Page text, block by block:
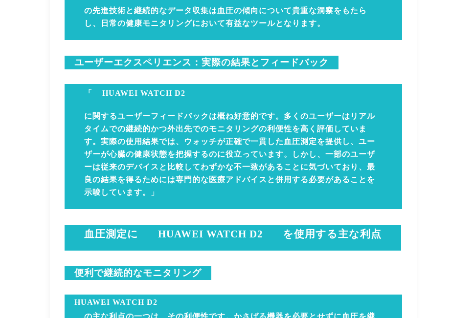
の先進技術と継続的なデータ収集は血圧の傾向について貴重な洞察をもたら
し、日常の健康モニタリングにおいて有益なツールとなります。
ユーザーエクスペリエンス：実際の結果とフィードバック
「 HUAWEI WATCH D2
に関するユーザーフィードバックは概ね好意的です。多くのユーザーはリアル
タイムでの継続的かつ外出先でのモニタリングの利便性を高く評価していま
す。実際の使用結果では、ウォッチが正確で一貫した血圧測定を提供し、ユー
ザーが心臓の健康状態を把握するのに役立っています。しかし、一部のユーザ
ーは従来のデバイスと比較してわずかな不一致があることに気づいており、最
良の結果を得るためには専門的な医療アドバイスと併用する必要があることを
示唆しています。」
血圧測定に HUAWEI WATCH D2 を使用する主な利点
便利で継続的なモニタリング
HUAWEI WATCH D2